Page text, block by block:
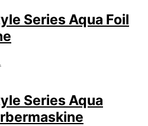
Series Aqua Foil
er:
799,00 kr..
Series Aqua